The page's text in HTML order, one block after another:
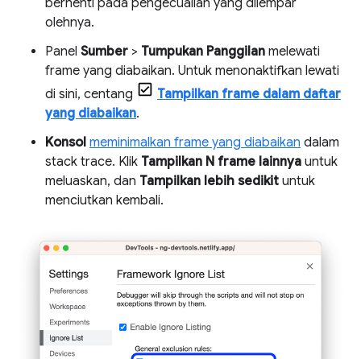
berhenti pada pengecualian yang dilempar
olehnya.
Panel Sumber > Tumpukan Panggilan melewati
frame yang diabaikan. Untuk menonaktifkan lewati
di sini, centang
Tampilkan frame dalam daftar
yang diabaikan.
Konsol meminimalkan frame yang diabaikan dalam
stack trace. Klik Tampilkan N frame lainnya untuk
meluaskan, dan Tampilkan lebih sedikit untuk
menciutkan kembali.